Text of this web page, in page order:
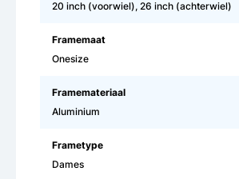
20 inch (voorwiel), 26 inch (achterwiel)
Framemaat
Onesize
Framemateriaal
Aluminium
Frametype
Dames